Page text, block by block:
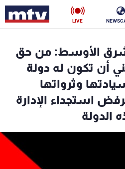
LIVE
الأوسط: من حق
أن تكون له دولة
وثرواتها
استجداء الإدارة
الدولة
فن